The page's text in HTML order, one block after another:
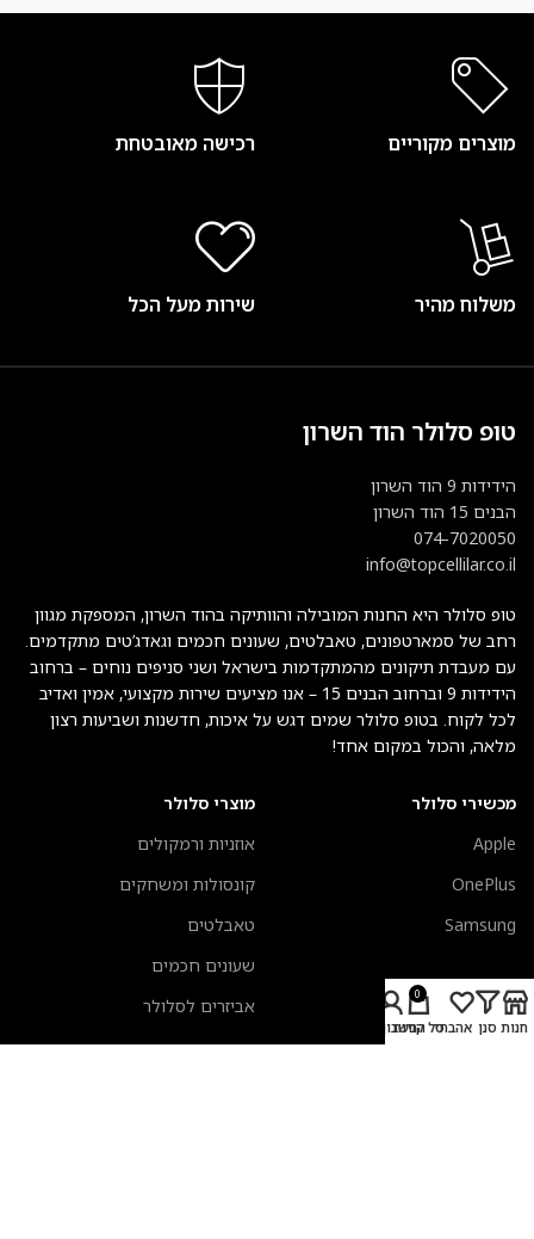
מוצרים מקוריים רכישה מאובטחת
משלוח מהיר שירות מעל הכל
טופ סלולר הוד השרון
הידידות 9 הוד השרון
הבנים 15 הוד השרון
074-7020050
info@topcellilar.co.il
טופ סלולר היא החנות המובילה והוותיקה בהוד השרון, המספקת מגוון
רחב של סמארטפונים, טאבלטים, שעונים חכמים וגאדג’טים מתקדמים.
עם מעבדת תיקונים מהמתקדמות בישראל ושני סניפים נוחים – ברחוב
הידידות 9 וברחוב הבנים 15 – אנו מציעים שירות מקצועי, אמין ואדיב
לכל לקוח. בטופ סלולר שמים דגש על איכות, חדשנות ושביעות רצון
מלאה, והכול במקום אחד!
מכשירי סלולר
Apple
OnePlus
Samsung
מוצרי סלולר
אוזניות ורמקולים
קונסולות ומשחקים
טאבלטים
שעונים חכמים
אביזרים לסלולר
חנות סנן אהבתי
0
סל קניות
החשבון שלי